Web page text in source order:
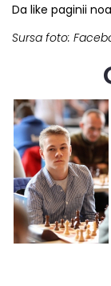
Da like paginii
Sursa foto: